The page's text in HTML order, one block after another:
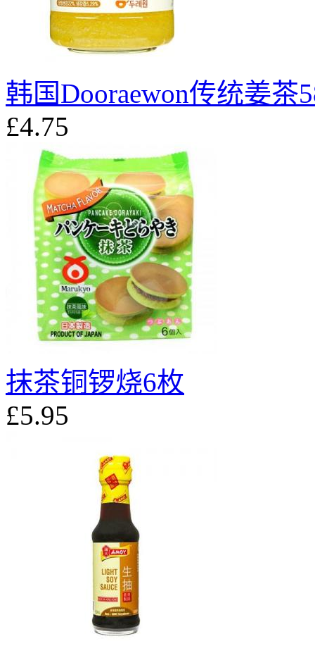
韩国Dooraewon传统姜茶
£4.75
抹茶铜锣烧6枚
£5.95